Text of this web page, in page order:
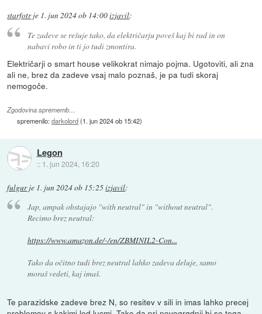
starfotrje 1. jun 2024 ob 14:00izjavil:
Te zadeve se rešuje tako, da električarju poveš kaj bi rad in on
nabavi robo in ti jo tudi zmontira.
Električarji o smart house velikokrat nimajo pojma. Ugotoviti, ali zna
ali ne, brez da zadeve vsaj malo poznaš, je pa tudi skoraj
nemogoče.
Zgodovina sprememb…
spremenilo:darkolord(1. jun 2024 ob 15:42)
Legon
:: 1. jun 2024, 16:20
fulgurje 1. jun 2024 ob 15:25izjavil:
Jap, ampak obstajajo "with neutral" in "without neutral".
Recimo brez neutral:
https://www.amazon.de/-/en/ZBMINIL2-Con...
Tako da očitno tudi brez neutral lahko zadeva deluje, samo
moraš vedeti, kaj imaš.
Te parazidske zadeve brez N, so resitev v sili in imas lahko precej